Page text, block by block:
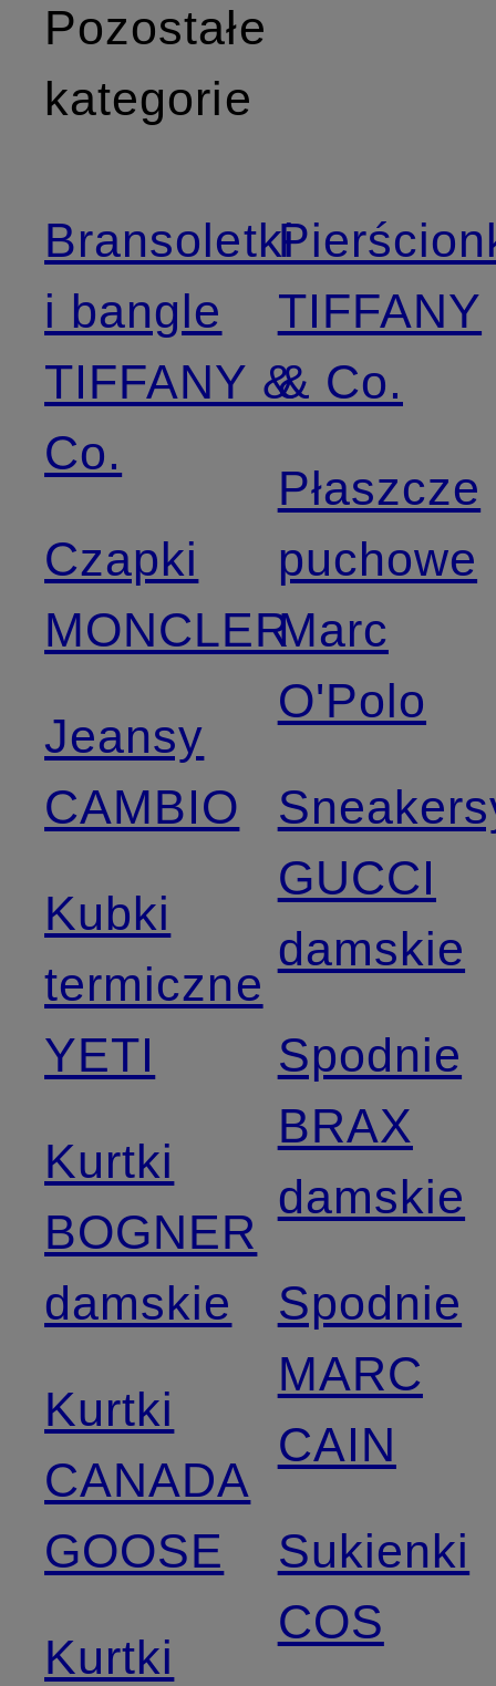
Pozostałe
kategorie
Bransoletki
i bangle
TIFFANY &
Co.
Czapki
MONCLER
Jeansy
CAMBIO
Kubki
termiczne
YETI
Kurtki
BOGNER
damskie
Kurtki
CANADA
GOOSE
Kurtki
TIFFANY
& Co.
Płaszcze
puchowe
Marc
O'Polo
GUCCI
damskie
Spodnie
BRAX
damskie
Spodnie
MARC
CAIN
Sukienki
COS